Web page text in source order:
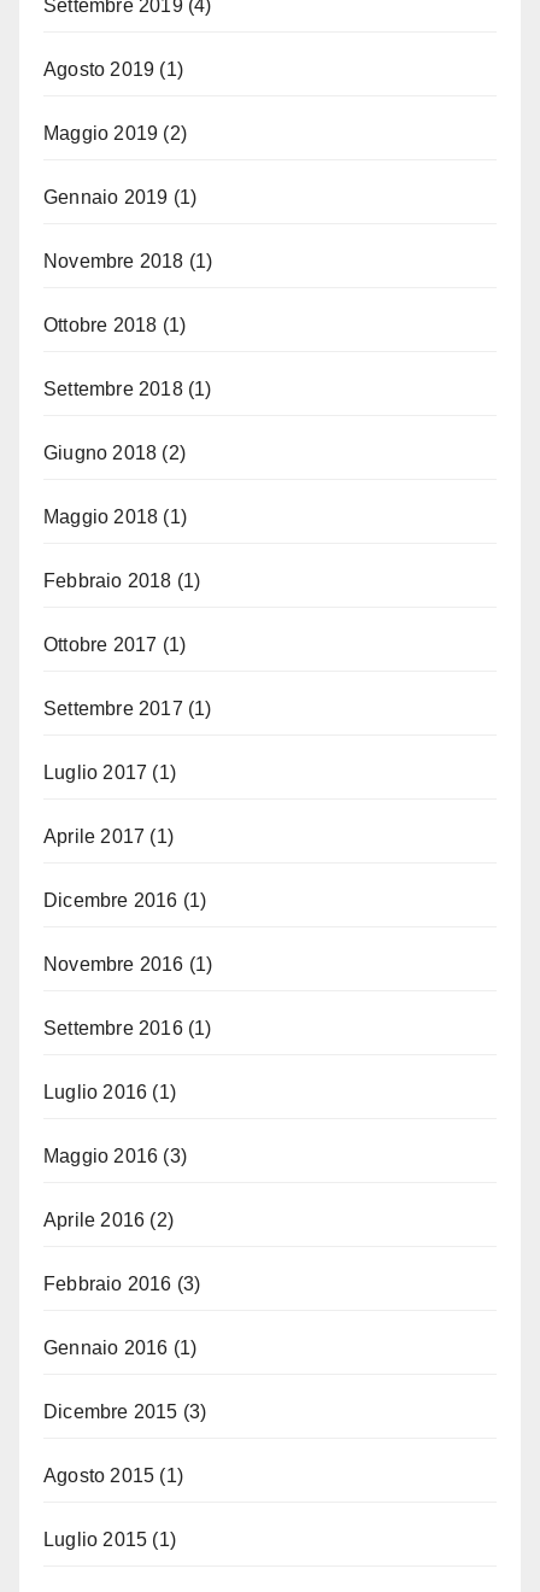
Settembre 2019(4)
Agosto 2019 (1)
Maggio 2019 (2)
Gennaio 2019 (1)
Novembre 2018 (1)
Ottobre 2018 (1)
Settembre 2018(1)
Giugno 2018 (2)
Maggio 2018 (1)
Febbraio 2018 (1)
Ottobre 2017 (1)
Settembre 2017 (1)
Luglio 2017 (1)
Aprile 2017 (1)
Dicembre 2016 (1)
Novembre 2016 (1)
Settembre 2016(1)
Luglio 2016 (1)
Maggio 2016 (3)
Aprile 2016 (2)
Febbraio 2016 (3)
Gennaio 2016 (1)
Dicembre 2015 (3)
Agosto 2015 (1)
Luglio 2015 (1)